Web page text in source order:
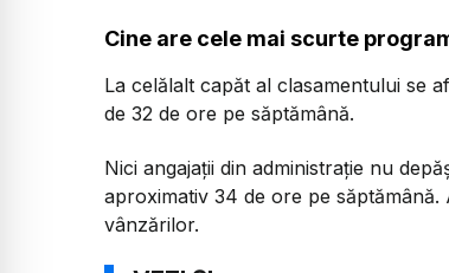
Cine are cele mai scurte
La celălalt capăt al clasamentului se
de 32 de ore pe săptămână.
Nici angajații din administrație nu
aproximativ 34 de ore pe
vânzărilor.